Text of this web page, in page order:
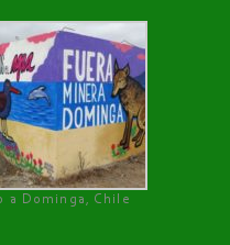
a Dominga, Chile